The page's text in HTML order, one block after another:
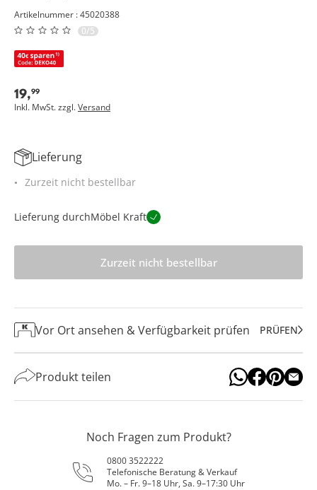
Artikelnummer : 45020388
0/5
19,99
Inkl. MwSt. zzgl.Versand
Lieferung
Zurzeit nicht bestellbar
Lieferung durchMöbel Kraft
Zurzeit nicht bestellbar
Vor Ort ansehen & Verfügbarkeit prüfen PRÜFEN
Produkt teilen
Noch Fragen zum Produkt?
0800 3522222
Telefonische Beratung & Verkauf
Mo. – Fr. 9–18 Uhr, Sa. 9–17:30 Uhr